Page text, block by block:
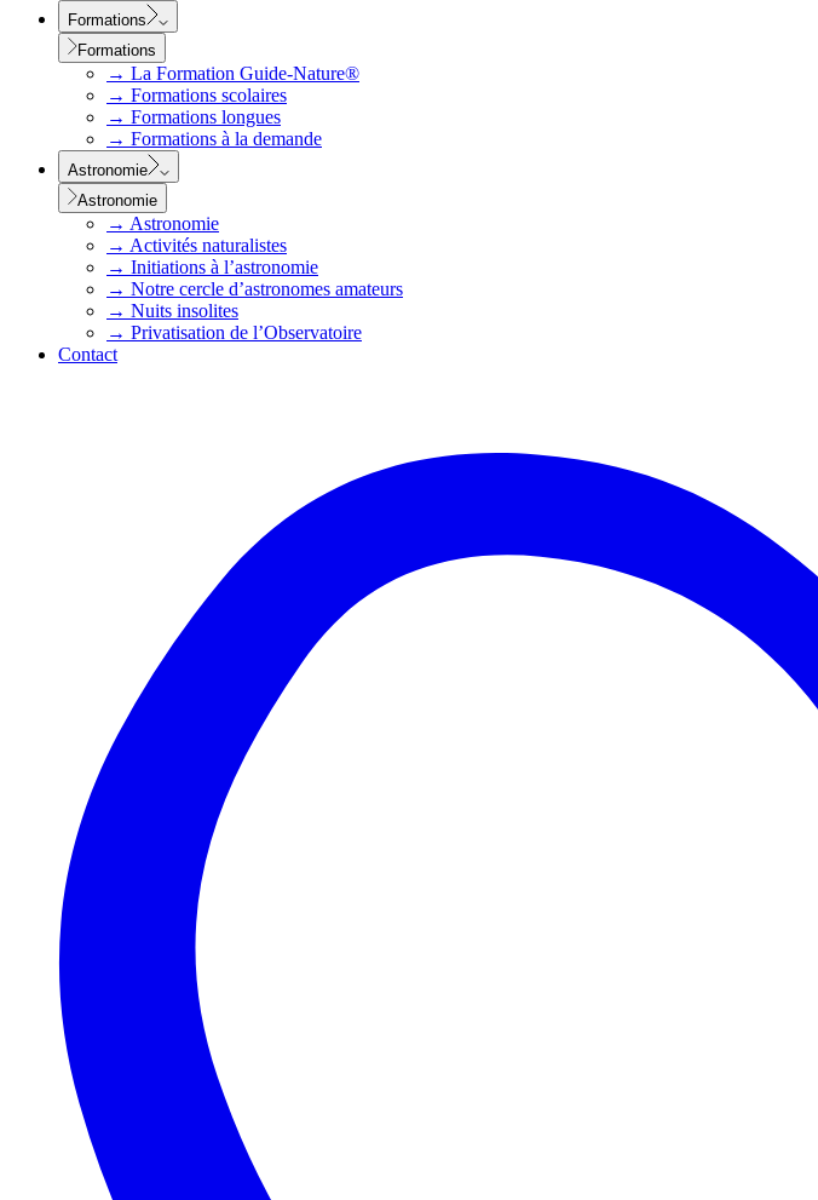
Formations
Formations
→ La Formation Guide-Nature®
→ Formations scolaires
→ Formations longues
→ Formations à la demande
Astronomie
Astronomie
→ Astronomie
→ Activités naturalistes
→ Initiations à l’astronomie
→ Notre cercle d’astronomes amateurs
→ Nuits insolites
→ Privatisation de l’Observatoire
Contact